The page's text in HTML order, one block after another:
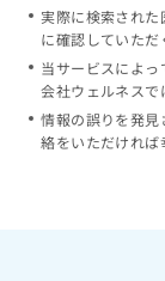
実際に検索された
に確認していただ
当サービスによ
会社ウェルネスで
情報の誤りを発見
絡をいただければ